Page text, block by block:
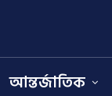
আন্তর্জাতিক